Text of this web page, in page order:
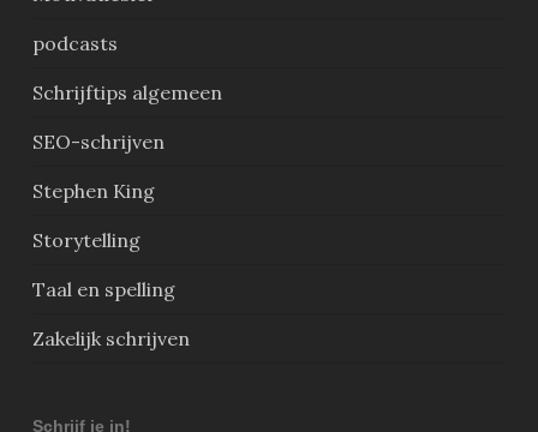
podcasts
Schrijftips algemeen
SEO-schrijven
Stephen King
Storytelling
Taal en spelling
Zakelijk schrijven
Schrijf je in!